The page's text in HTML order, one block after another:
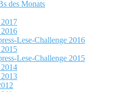
des Monats
Lese-Challenge 2016
Lese-Challenge 2015